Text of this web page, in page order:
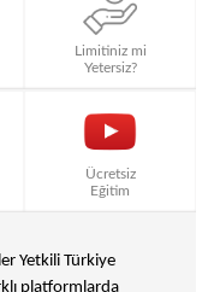
Limitiniz mi
Yetersiz?
Ücretsiz
Eğitim
Yetkili Türkiye
platformlarda